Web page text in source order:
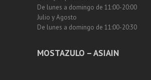
De lunes a domingo de 11:00-20:00
Julio y Agosto
De lunes a domingo de 11:00-20:30
MOSTAZULO – ASIAIN